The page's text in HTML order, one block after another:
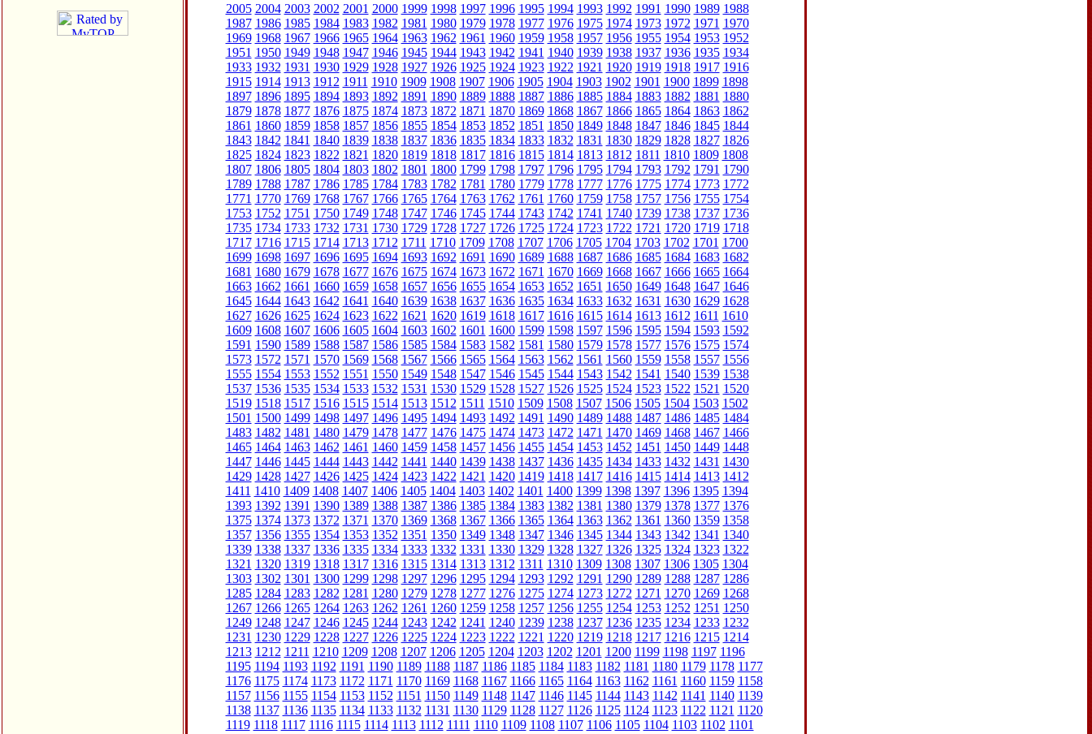
2005 2004 2003 2002 2001 2000 1999 1998 1997 1996 1995 1994 1993 1992 1991 1990 1989 1988
1987 1986 1985 1984 1983 1982 1981 1980 1979 1978 1977 1976 1975 1974 1973 1972 1971 1970
1969 1968 1967 1966 1965 1964 1963 1962 1961 1960 1959 1958 1957 1956 1955 1954 1953 1952
1951 1950 1949 1948 1947 1946 1945 1944 1943 1942 1941 1940 1939 1938 1937 1936 1935 1934
1933 1932 1931 1930 1929 1928 1927 1926 1925 1924 1923 1922 1921 1920 1919 1918 1917 1916
1915 1914 1913 1912 1911 1910 1909 1908 1907 1906 1905 1904 1903 1902 1901 1900 1899 1898
1897 1896 1895 1894 1893 1892 1891 1890 1889 1888 1887 1886 1885 1884 1883 1882 1881 1880
1879 1878 1877 1876 1875 1874 1873 1872 1871 1870 1869 1868 1867 1866 1865 1864 1863 1862
1861 1860 1859 1858 1857 1856 1855 1854 1853 1852 1851 1850 1849 1848 1847 1846 1845 1844
1843 1842 1841 1840 1839 1838 1837 1836 1835 1834 1833 1832 1831 1830 1829 1828 1827 1826
1825 1824 1823 1822 1821 1820 1819 1818 1817 1816 1815 1814 1813 1812 1811 1810 1809 1808
1807 1806 1805 1804 1803 1802 1801 1800 1799 1798 1797 1796 1795 1794 1793 1792 1791 1790
1789 1788 1787 1786 1785 1784 1783 1782 1781 1780 1779 1778 1777 1776 1775 1774 1773 1772
1771 1770 1769 1768 1767 1766 1765 1764 1763 1762 1761 1760 1759 1758 1757 1756 1755 1754
1753 1752 1751 1750 1749 1748 1747 1746 1745 1744 1743 1742 1741 1740 1739 1738 1737 1736
1735 1734 1733 1732 1731 1730 1729 1728 1727 1726 1725 1724 1723 1722 1721 1720 1719 1718
1717 1716 1715 1714 1713 1712 1711 1710 1709 1708 1707 1706 1705 1704 1703 1702 1701 1700
1699 1698 1697 1696 1695 1694 1693 1692 1691 1690 1689 1688 1687 1686 1685 1684 1683 1682
1681 1680 1679 1678 1677 1676 1675 1674 1673 1672 1671 1670 1669 1668 1667 1666 1665 1664
1663 1662 1661 1660 1659 1658 1657 1656 1655 1654 1653 1652 1651 1650 1649 1648 1647 1646
1645 1644 1643 1642 1641 1640 1639 1638 1637 1636 1635 1634 1633 1632 1631 1630 1629 1628
1627 1626 1625 1624 1623 1622 1621 1620 1619 1618 1617 1616 1615 1614 1613 1612 1611 1610
1609 1608 1607 1606 1605 1604 1603 1602 1601 1600 1599 1598 1597 1596 1595 1594 1593 1592
1591 1590 1589 1588 1587 1586 1585 1584 1583 1582 1581 1580 1579 1578 1577 1576 1575 1574
1573 1572 1571 1570 1569 1568 1567 1566 1565 1564 1563 1562 1561 1560 1559 1558 1557 1556
1555 1554 1553 1552 1551 1550 1549 1548 1547 1546 1545 1544 1543 1542 1541 1540 1539 1538
1537 1536 1535 1534 1533 1532 1531 1530 1529 1528 1527 1526 1525 1524 1523 1522 1521 1520
1519 1518 1517 1516 1515 1514 1513 1512 1511 1510 1509 1508 1507 1506 1505 1504 1503 1502
1501 1500 1499 1498 1497 1496 1495 1494 1493 1492 1491 1490 1489 1488 1487 1486 1485 1484
1483 1482 1481 1480 1479 1478 1477 1476 1475 1474 1473 1472 1471 1470 1469 1468 1467 1466
1465 1464 1463 1462 1461 1460 1459 1458 1457 1456 1455 1454 1453 1452 1451 1450 1449 1448
1447 1446 1445 1444 1443 1442 1441 1440 1439 1438 1437 1436 1435 1434 1433 1432 1431 1430
1429 1428 1427 1426 1425 1424 1423 1422 1421 1420 1419 1418 1417 1416 1415 1414 1413 1412
1411 1410 1409 1408 1407 1406 1405 1404 1403 1402 1401 1400 1399 1398 1397 1396 1395 1394
1393 1392 1391 1390 1389 1388 1387 1386 1385 1384 1383 1382 1381 1380 1379 1378 1377 1376
1375 1374 1373 1372 1371 1370 1369 1368 1367 1366 1365 1364 1363 1362 1361 1360 1359 1358
1357 1356 1355 1354 1353 1352 1351 1350 1349 1348 1347 1346 1345 1344 1343 1342 1341 1340
1339 1338 1337 1336 1335 1334 1333 1332 1331 1330 1329 1328 1327 1326 1325 1324 1323 1322
1321 1320 1319 1318 1317 1316 1315 1314 1313 1312 1311 1310 1309 1308 1307 1306 1305 1304
1303 1302 1301 1300 1299 1298 1297 1296 1295 1294 1293 1292 1291 1290 1289 1288 1287 1286
1285 1284 1283 1282 1281 1280 1279 1278 1277 1276 1275 1274 1273 1272 1271 1270 1269 1268
1267 1266 1265 1264 1263 1262 1261 1260 1259 1258 1257 1256 1255 1254 1253 1252 1251 1250
1249 1248 1247 1246 1245 1244 1243 1242 1241 1240 1239 1238 1237 1236 1235 1234 1233 1232
1231 1230 1229 1228 1227 1226 1225 1224 1223 1222 1221 1220 1219 1218 1217 1216 1215 1214
1213 1212 1211 1210 1209 1208 1207 1206 1205 1204 1203 1202 1201 1200 1199 1198 1197 1196
1195 1194 1193 1192 1191 1190 1189 1188 1187 1186 1185 1184 1183 1182 1181 1180 1179 1178 1177
1176 1175 1174 1173 1172 1171 1170 1169 1168 1167 1166 1165 1164 1163 1162 1161 1160 1159 1158
1157 1156 1155 1154 1153 1152 1151 1150 1149 1148 1147 1146 1145 1144 1143 1142 1141 1140 1139
1138 1137 1136 1135 1134 1133 1132 1131 1130 1129 1128 1127 1126 1125 1124 1123 1122 1121 1120
1119 1118 1117 1116 1115 1114 1113 1112 1111 1110 1109 1108 1107 1106 1105 1104 1103 1102 1101